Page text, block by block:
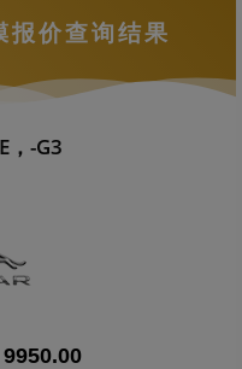
报价查询结果
，-G3
9950.00